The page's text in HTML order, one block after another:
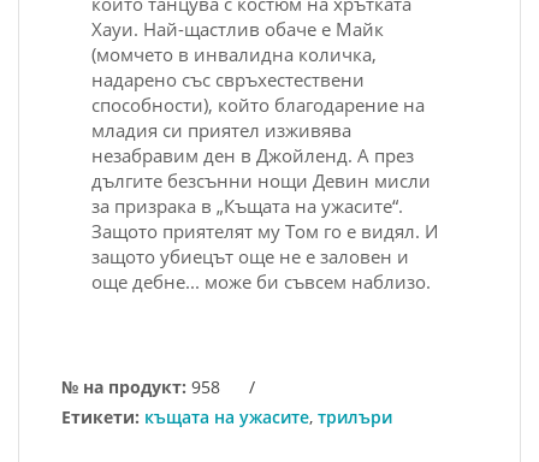
Хауи. Най-щастлив обаче е Майк
(момчето в инвалидна количка,
надарено със свръхестествени
способности), който благодарение на
младия си приятел изживява
незабравим ден в Джойленд. А през
дългите безсънни нощи Девин мисли
за призрака в „Къщата на ужасите“.
Защото приятелят му Том го е видял. И
защото убиецът още не е заловен и
още дебне... може би съвсем наблизо.
№ на продукт: 958
/
Етикети: къщата на ужасите, трилъри